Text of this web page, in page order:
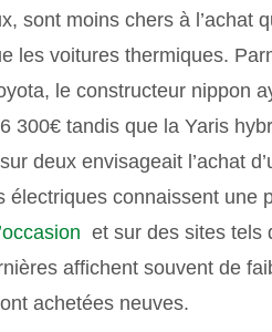
sont moins chers à l’achat
les voitures thermiques.
le constructeur nippon
300€ tandis que la Yaris
deux envisageait l’achat
électriques connaissent une
et sur des sites tels
affichent souvent de
achetées neuves.